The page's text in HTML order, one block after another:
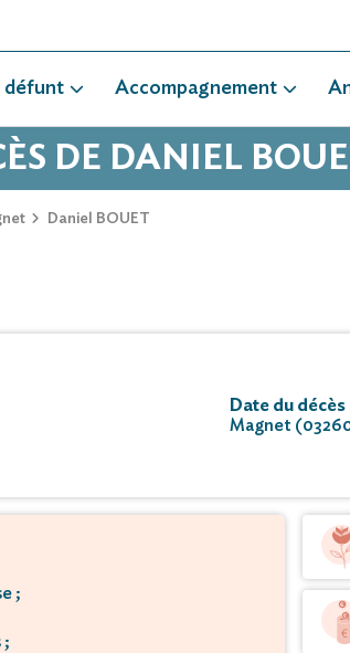
défunt Accompagnement
DE DANIEL
Daniel BOUET
Date du décès
Magnet
;
;